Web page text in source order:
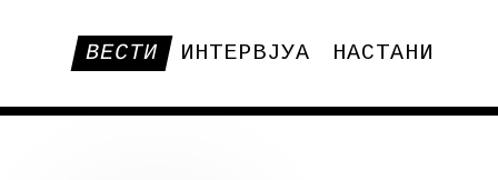
ВЕСТИ ИНТЕРВЈУА НАСТАНИ